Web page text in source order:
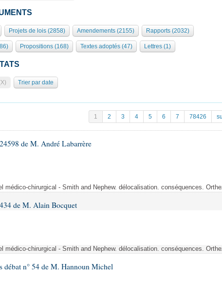
Projets de lois (2858) Amendements (2155) Rapports (2032)
Propositions (168) Textes adoptés (47) Lettres (1)
Trier par date
1 2 3 4 5 6 7 78426
de M. André Labarrère
médico-chirurgical - Smith and Nephew. délocalisation. conséquences.
de M. Alain Bocquet
médico-chirurgical - Smith and Nephew. délocalisation. conséquences.
débat n° 54 de M. Hannoun Michel